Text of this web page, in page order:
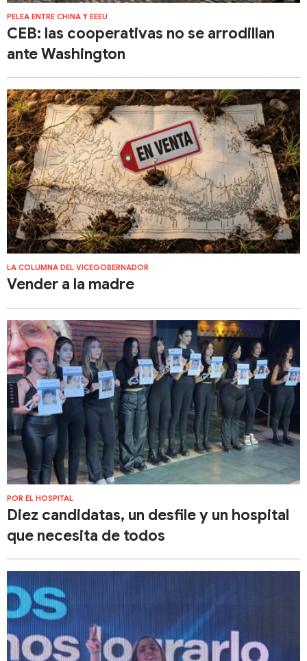
PELEA ENTRE CHINA Y EEEU
​​CEB: las cooperativas no se arrodillan
ante Washington
LA COLUMNA DEL VICEGOBERNADOR
Vender a la madre
POR EL HOSPITAL
Diez candidatas, un desfile y un hospital
que necesita de todos